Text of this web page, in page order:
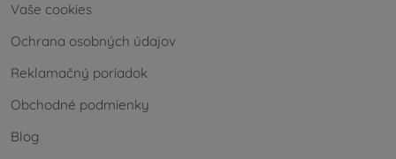
Vaše cookies
Ochrana osobných údajov
Reklamačný poriadok
Obchodné podmienky
Blog